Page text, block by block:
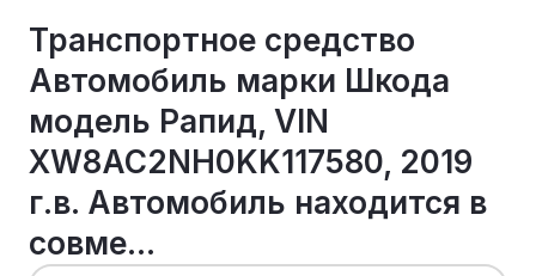
Транспортное средство
Автомобиль марки Шкода
модель Рапид, VIN
XW8AC2NH0KK117580, 2019
г.в. Автомобиль находится в
совме...